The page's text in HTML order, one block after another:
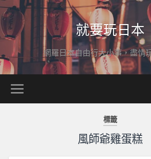
就要玩日本
網羅日本自由行大小事，盡情
標籤
風師爺雞蛋糕